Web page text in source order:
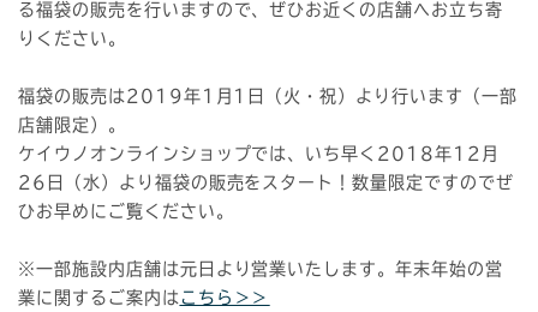
る福袋の販売を行いますので、ぜひお近くの店舗へお立ち寄
りください。
福袋の販売は2019年1月1日（火・祝）より行います（一部
店舗限定）。
ケイウノオンラインショップでは、いち早く2018年12月
26日（水）より福袋の販売をスタート！数量限定ですのでぜ
ひお早めにご覧ください。
※一部施設内店舗は元日より営業いたします。年末年始の営
業に関するご案内は こちら＞＞